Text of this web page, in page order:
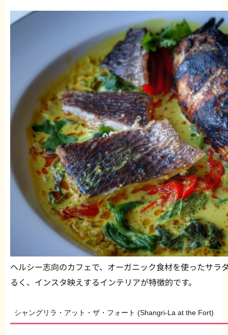
ヘルシー志向のカフェで、オーガニック食材を使ったサラ
るく、インスタ映えするインテリアが特徴的です。
シャングリラ・アット・ザ・フォート (Shangri-La at the Fort)